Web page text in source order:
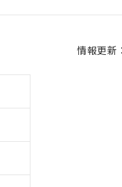
情報更新